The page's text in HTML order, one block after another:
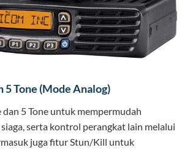
5 Tone (Mode Analog)
dan 5 Tone untuk mempermudah
serta kontrol perangkat lain melalui
juga fitur Stun/Kill untuk